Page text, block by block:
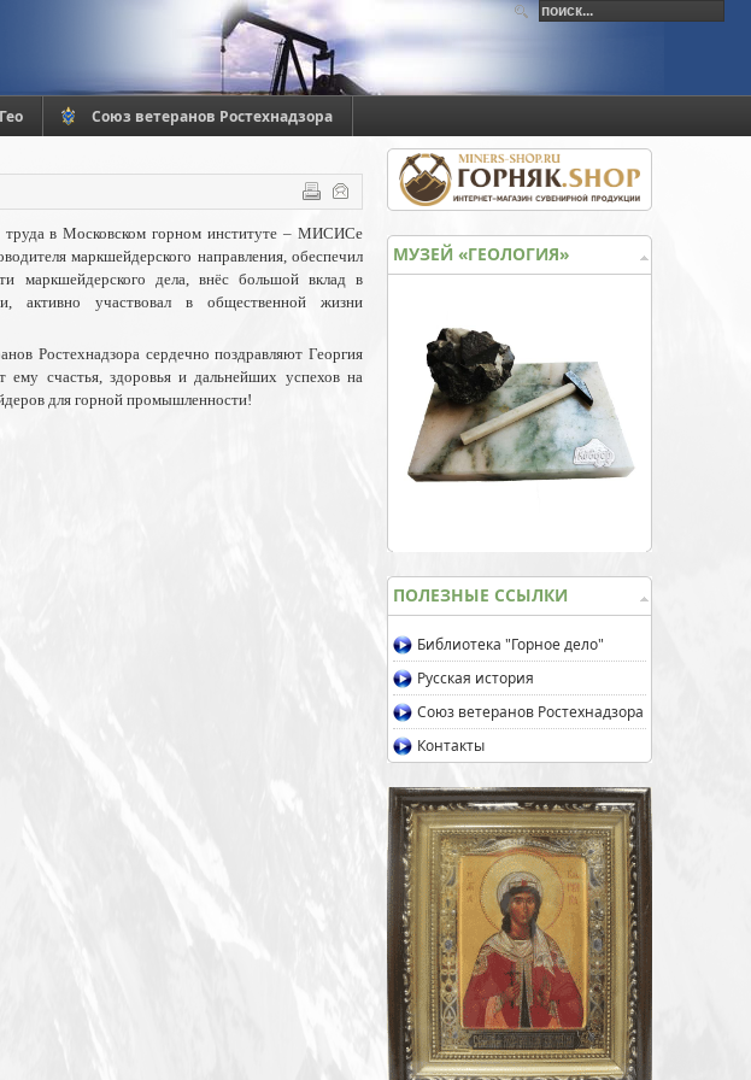
Союз ветеранов Ростехнадзора
труда в Московском горном институте – МИСИСе
маркшейдерского направления, обеспечил
маркшейдерского дела, внёс большой вклад в
активно участвовал в общественной жизни
Ростехнадзора сердечно поздравляют Георгия
счастья, здоровья и дальнейших успехов на
для горной промышленности!
МУЗЕЙ «ГЕОЛОГИЯ»
ПОЛЕЗНЫЕ ССЫЛКИ
Библиотека "Горное дело"
Русская история
Союз ветеранов Ростехнадзора
Контакты